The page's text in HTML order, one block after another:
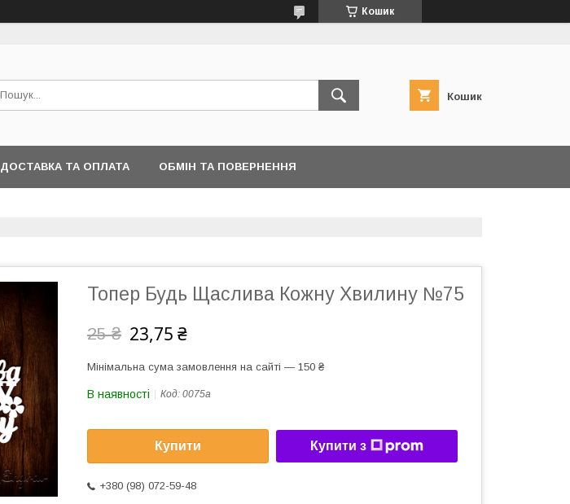
Кошик
Кошик
ДОСТАВКА ТА ОПЛАТА ОБМІН ТА ПОВЕРНЕННЯ
Топер Будь Щаслива Кожну Хвилину №75
25 ₴ 23,75 ₴
Мінімальна сума замовлення на сайті — 150 ₴
В наявності Код: 0075a
Купити Купити з
+380 (98) 072-59-48